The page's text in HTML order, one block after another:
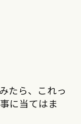
たら、これっ
に当てはま